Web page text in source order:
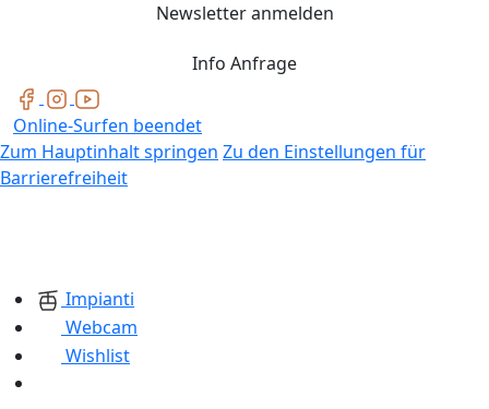
Newsletter anmelden
Info Anfrage
Online-Surfen beendet
Zum Hauptinhalt springen Zu den Einstellungen für
Barrierefreiheit
Impianti
Webcam
Wishlist